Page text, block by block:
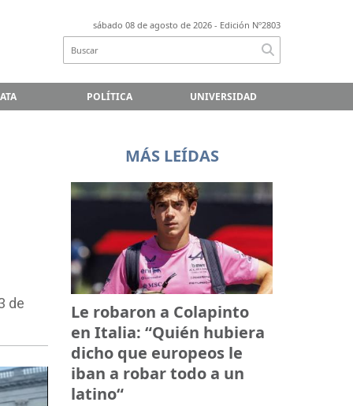
sábado 08 de agosto de 2026 - Edición Nº2803
POLÍTICA UNIVERSIDAD
de
MÁS LEÍDAS
Le robaron a Colapinto
en Italia: “Quién hubiera
dicho que europeos le
iban a robar todo a un
latino“